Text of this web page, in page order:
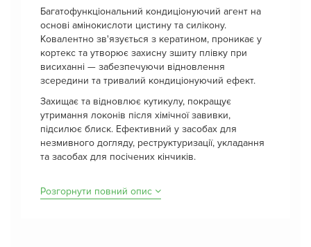
Багатофункціональний кондиціонуючий агент на
основі амінокислоти цистину та силікону.
Ковалентно зв'язується з кератином, проникає у
кортекс та утворює захисну зшиту плівку при
висиханні — забезпечуючи відновлення
зсередини та тривалий кондиціонуючий ефект.
Захищає та відновлює кутикулу, покращує
утримання локонів після хімічної завивки,
підсилює блиск. Ефективний у засобах для
незмивного догляду, реструктуризації, укладання
та засобах для посічених кінчиків.
Розгорнути повний опис